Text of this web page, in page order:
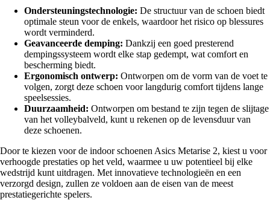
Ondersteuningstechnologie: De structuur van de schoen biedt
optimale steun voor de enkels, waardoor het risico op blessures
wordt verminderd.
Geavanceerde demping: Dankzij een goed presterend
dempingssysteem wordt elke stap gedempt, wat comfort en
bescherming biedt.
Ergonomisch ontwerp: Ontworpen om de vorm van de voet te
volgen, zorgt deze schoen voor langdurig comfort tijdens lange
speelsessies.
Duurzaamheid: Ontworpen om bestand te zijn tegen de slijtage
van het volleybalveld, kunt u rekenen op de levensduur van
deze schoenen.
Door te kiezen voor de indoor schoenen Asics Metarise 2, kiest u voor
verhoogde prestaties op het veld, waarmee u uw potentieel bij elke
wedstrijd kunt uitdragen. Met innovatieve technologieën en een
verzorgd design, zullen ze voldoen aan de eisen van de meest
prestatiegerichte spelers.